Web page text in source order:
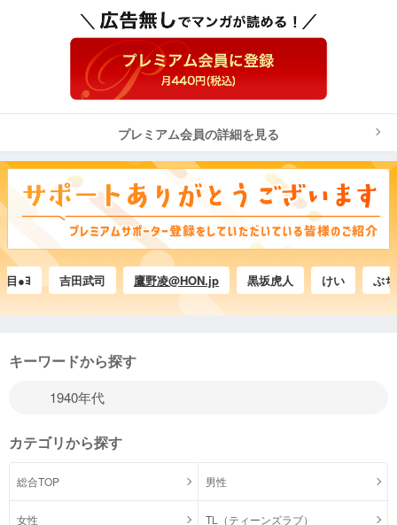
プレミアム会員の詳細を見る
吉田武司 鷹野凌@HON.jp 黒坂虎人 ぶちょ
キーワードから探す
カテゴリから探す
総合TOP 男性
女性 TL（ティーンズラブ）